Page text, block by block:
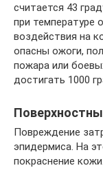
считается 43
при температуре
воздействия на
опасны ожоги,
пожара или
достигать 1000
Повреждение
эпидермиса. На
покраснение